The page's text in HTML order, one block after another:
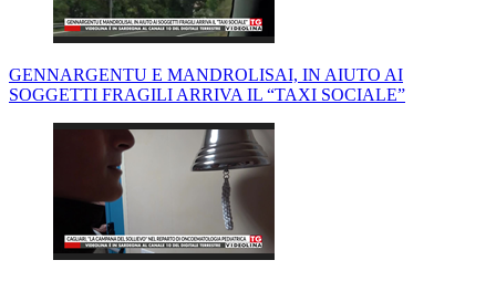
GENNARGENTU E MANDROLISAI, IN AIUTO AI
SOGGETTI FRAGILI ARRIVA IL “TAXI SOCIALE”